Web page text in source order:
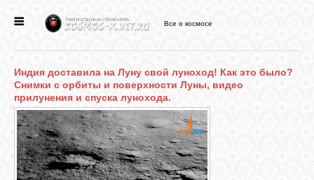
НОВОСТИ
ФОРУМ
СТАТЬИ
Все о космосе
Индия доставила на Луну свой луноход! Как это было?
Снимки с орбиты и поверхности Луны, видео
прилунения и спуска лунохода.